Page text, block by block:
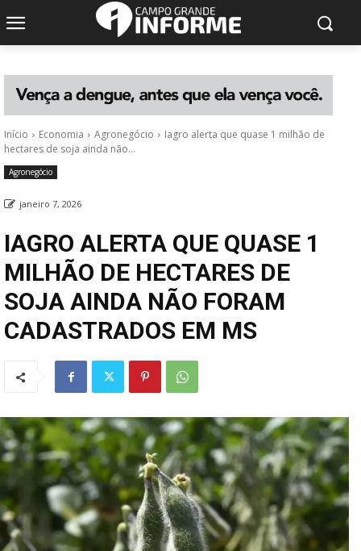
Início Economia Agronegócio
Iagro alerta que quase 1 milhão de
hectares de soja ainda não...
Agronegócio
janeiro 7, 2026
IAGRO ALERTA QUE QUASE 1
MILHÃO DE HECTARES DE
SOJA AINDA NÃO FORAM
CADASTRADOS EM MS